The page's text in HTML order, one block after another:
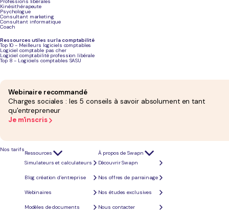
Professions libérales
Kinésithérapeute
Psychologue
Consultant marketing
Consultant informatique
Coach
Ressources utiles sur la comptabilité
Top 10 - Meilleurs logiciels comptables
Logiciel comptable pas cher
Logiciel comptabilité profession libérale
Top 8 - Logiciels comptables SASU
Webinaire recommandé
Charges sociales : les 5 conseils à savoir absolument en tant
qu'entrepreneur
Je m'inscris
Nos tarifs
Ressources
Simulateurs et calculateurs
Blog création d’entreprise
Webinaires
Modèles de documents
À propos de Swapn
Découvrir Swapn
Nos offres de parrainage
Nos études exclusives
Nous contacter
Pourquoi souscrire à un PER en tant
gérant d'EURL ?